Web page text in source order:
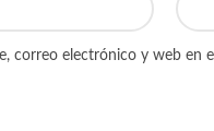
correo electrónico y web en